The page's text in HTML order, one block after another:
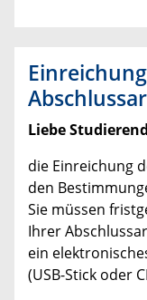
Liebe
die Einreichung
den
Sie müssen
Ihrer
ein
(USB-Stick oder